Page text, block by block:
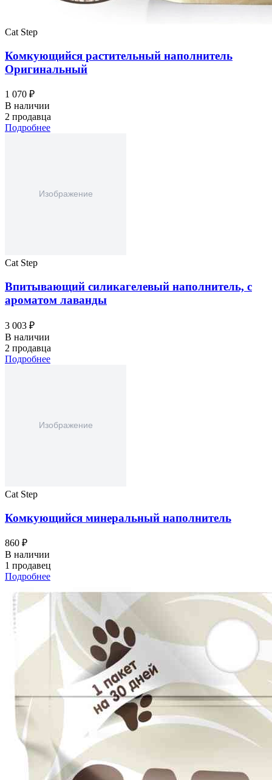
Cat Step
Комкующийся растительный наполнитель
Оригинальный
1 070 ₽
В наличии
2 продавца
Подробнее
Cat Step
Впитывающий силикагелевый наполнитель, с
ароматом лаванды
3 003 ₽
В наличии
2 продавца
Подробнее
Cat Step
Комкующийся минеральный наполнитель
860 ₽
В наличии
1 продавец
Подробнее